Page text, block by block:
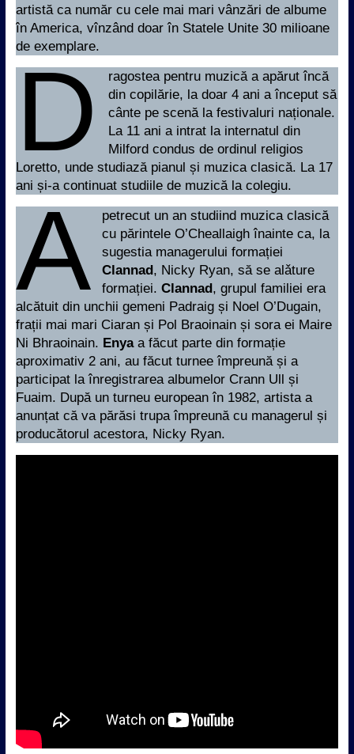
artistă ca număr cu cele mai mari vânzări de albume
în America, vînzând doar în Statele Unite 30 milioane
de exemplare.
D
ragostea pentru muzică a apărut încă
din copilărie, la doar 4 ani a început să
cânte pe scenă la festivaluri naționale.
La 11 ani a intrat la internatul din
Milford condus de ordinul religios
Loretto, unde studiază pianul și muzica clasică. La 17
ani și-a continuat studiile de muzică la colegiu.
A
petrecut un an studiind muzica clasică
cu părintele O’Cheallaigh înainte ca, la
sugestia managerului formației
Clannad, Nicky Ryan, să se alǎture
formației.Clannad, grupul familiei era
alcătuit din unchii gemeni Padraig și Noel O’Dugain,
frații mai mari Ciaran și Pol Braoinain și sora ei Maire
Ni Bhraoinain. Enyaa făcut parte din formație
aproximativ 2 ani, au făcut turnee împreună și a
participat la înregistrarea albumelor Crann Ull și
Fuaim. După un turneu european în 1982, artista a
anunțat că va părăsi trupa împreună cu managerul și
producătorul acestora, Nicky Ryan.